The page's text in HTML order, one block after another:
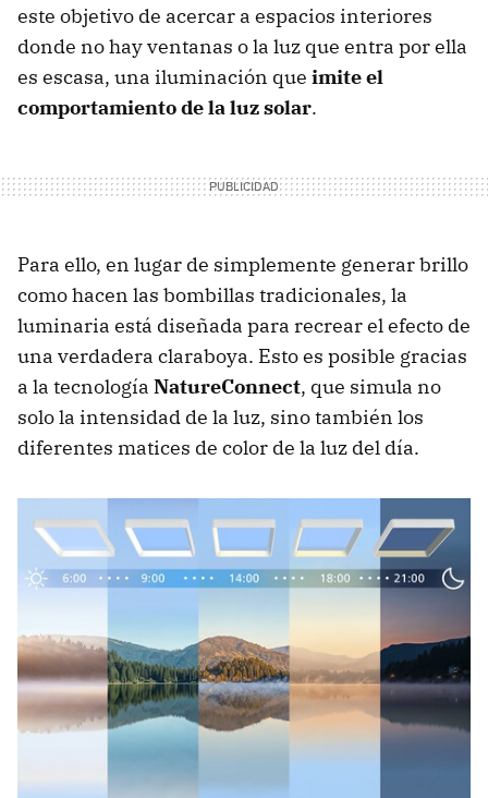
este objetivo de acercar a espacios interiores
donde no hay ventanas o la luz que entra por ella
es escasa, una iluminación que imite el
comportamiento de la luz solar.
Para ello, en lugar de simplemente generar brillo
como hacen las bombillas tradicionales, la
luminaria está diseñada para recrear el efecto de
una verdadera claraboya. Esto es posible gracias
a la tecnología NatureConnect, que simula no
solo la intensidad de la luz, sino también los
diferentes matices de color de la luz del día.